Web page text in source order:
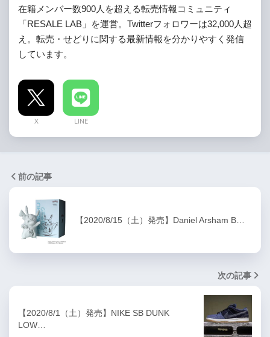
在籍メンバー数900人を超える転売情報コミュニティ
「RESALE LAB」を運営。Twitterフォロワーは32,000人超
え。転売・せどりに関する最新情報を分かりやすく発信
しています。
X LINE
前の記事
【2020/8/15（土）発売】Daniel Arsham B…
次の記事
【2020/8/1（土）発売】NIKE SB DUNK
LOW…